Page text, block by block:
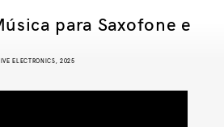
para Saxofone e
ELECTRONICS, 2025